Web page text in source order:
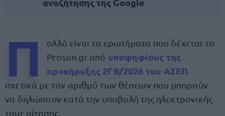
Π
ολλά είναι τα ερωτήματα που δέχεται το
Proson.gr από υποψηφίους της
προκήρυξης 2ΓΒ/2026 του ΑΣΕΠ
σχετικά με τον αριθμό των θέσεων που μπορούν
να δηλώσουν κατά την υποβολή της ηλεκτρονικής
τους αίτησης.